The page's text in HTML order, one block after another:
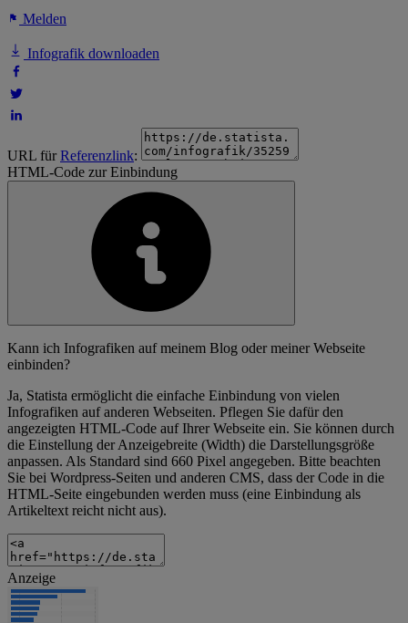
Melden
Infografik downloaden
URL fürReferenzlink:
HTML-Code zur Einbindung
Kann ich Infografiken auf meinem Blog oder meiner Webseite
einbinden?
Ja, Statista ermöglicht die einfache Einbindung von vielen
Infografiken auf anderen Webseiten. Pflegen Sie dafür den
angezeigten HTML-Code auf Ihrer Webseite ein. Sie können durch
die Einstellung der Anzeigebreite (Width) die Darstellungsgröße
anpassen. Als Standard sind 660 Pixel angegeben. Bitte beachten
Sie bei Wordpress-Seiten und anderen CMS, dass der Code in die
HTML-Seite eingebunden werden muss (eine Einbindung als
Artikeltext reicht nicht aus).
Anzeige